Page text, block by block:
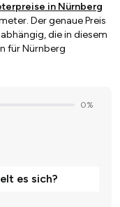
in Nürnberg
Der genaue Preis
die in diesem
für Nürnberg